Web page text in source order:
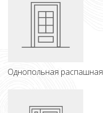
Однопольная распашная